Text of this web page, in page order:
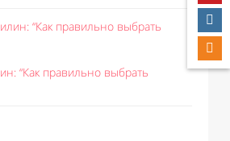
“Как правильно выбрать